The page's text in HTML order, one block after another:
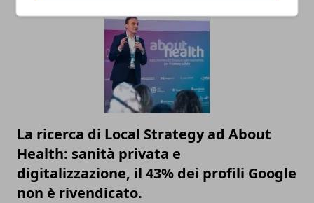
La ricerca di Local Strategy ad About
Health: sanità privata e
digitalizzazione, il 43% dei profili Google
non è rivendicato.